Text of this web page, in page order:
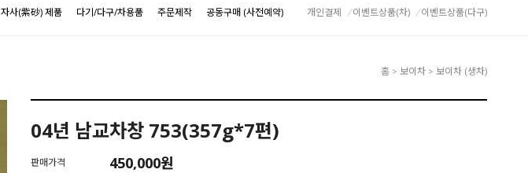
자사(紫砂) 제품 다기/다구/차용품 주문제작 공동구매 (사전예약) 개인결제 이벤트상품(차) 이벤트상품(다구)
홈 > 보이차 > 보이차 (생차)
04년 남교차창 753(357g*7편)
판매가격 450,000원